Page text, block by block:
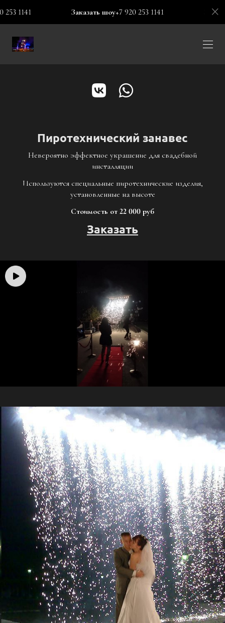
1141 Заказать шоу+7 920 253 1141
Пиротехнический занавес
Невероятно эффектное украшение для свадебной
инсталляции
Используются специальные пиротехнические изделия,
установленные на высоте
Стоимость от 22 000 руб
Заказать